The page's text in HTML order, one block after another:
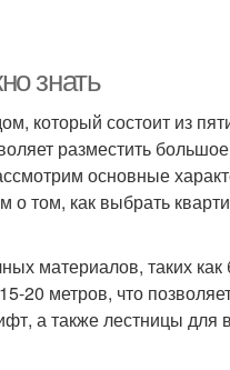
знать
который состоит из
разместить
основные
о том, как выбрать
материалов, таких
20 метров, что
а также лестницы